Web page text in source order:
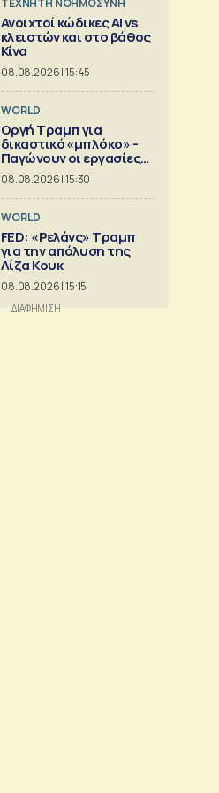
TΕΧΝΗΤΗ ΝΟΗΜΟΣΥΝΗ
Ανοιχτοί κώδικες AI vs
κλειστών και στο βάθος
Κίνα
08.08.2026 | 15:45
WORLD
Οργή Τραμπ για
δικαστικό «μπλόκο» -
Παγώνουν οι εργασίες
στη νέα αίθουσα
δεξιώσεων
08.08.2026 | 15:30
WORLD
FED: «Ρελάνς» Τραμπ
για την απόλυση της
Λίζα Κουκ
08.08.2026 | 15:15